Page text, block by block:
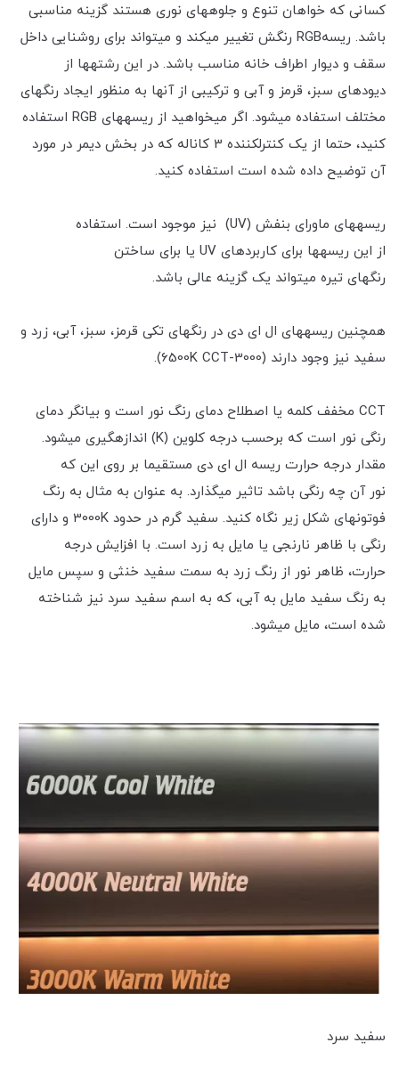
کسانی که خواهان تنوع و جلوه‎های نوری هستند گزینه مناسبی
باشد. ریسه‎ RGBرنگش تغییر می‎کند و می‎تواند برای روشنایی داخل
سقف و دیوار اطراف خانه مناسب باشد. در این رشته‎ها از
دیودهای سبز، قرمز و آبی و ترکیبی از آنها به منظور ایجاد رنگ‎های
مختلف استفاده می‎شود. اگر می‎خواهید از ریسه‎های RGB استفاده
کنید، حتما از یک کنترل‎کننده 3 کاناله که در بخش دیمر در مورد
آن توضیح داده شده است استفاده کنید.
ریسه‎های ماورای بنفش (UV) ‎ نیز موجود است. استفاده
از این ریسه‎ها برای کاربردهای UV یا برای ساختن
رنگ‎های تیره می‎تواند یک گزینه عالی باشد.
همچنین ریسه‎های ال ای دی در رنگ‎های تکی قرمز، سبز، آبی، زرد و
سفید نیز وجود دارند (3000-6500K CCT).
CCT مخفف کلمه‎ یا اصطلاح دمای رنگ نور است و بیان‎گر دمای
رنگی نور است که برحسب درجه کلوین (K) اندازه‎گیری می‎شود.
مقدار درجه حرارت ریسه ال ای دی مستقیما بر روی این که
نور آن چه رنگی باشد تاثیر می‎گذارد. به عنوان به مثال به رنگ
فوتون‎های شکل زیر نگاه کنید. سفید گرم در حدود 3000K و دارای
رنگی با ظاهر نارنجی یا مایل به زرد است. با افزایش درجه
حرارت، ظاهر نور از رنگ زرد به سمت سفید خنثی و سپس مایل
به رنگ سفید مایل به آبی، که به اسم سفید سرد نیز شناخته
شده است، مایل می‎شود.
سفید سرد